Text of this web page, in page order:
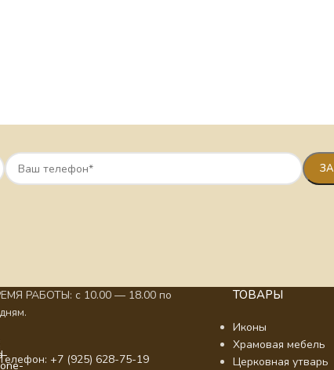
РАБОТЫ: с 10.00 — 18.00 по
+7 (925) 628-75-19
ТОВАРЫ
Иконы
Храмовая мебель
Церковная утварь